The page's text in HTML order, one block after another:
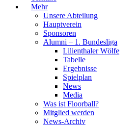
Mehr
Unsere Abteilung
Hauptverein
Sponsoren
Alumni – 1. Bundesliga
Lilienthaler Wölfe
Tabelle
Ergebnisse
Spielplan
News
Media
Was ist Floorball?
Mitglied werden
News-Archiv